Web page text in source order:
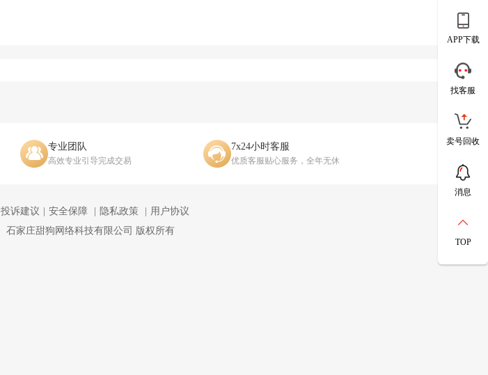
专业团队
高效专业引导完成交易
7x24小时客服
优质客服贴心服务，全年无休
投诉建议 安全保障 隐私政策
用户协议
石家庄甜狗网络科技有限公司 版权所有
APP下载
找客服
卖号回收
消息
TOP